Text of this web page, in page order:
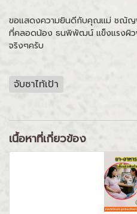
ขอแสดงความยินดีกับคุณแม่ ชณัญพั
ที่คลอดน้อง ธนพิพัฒน์ แข็งแรงผิ
จริงๆครับ
จับซาไท้เป้า
เนื้อหาที่เกี่ยวข้อง